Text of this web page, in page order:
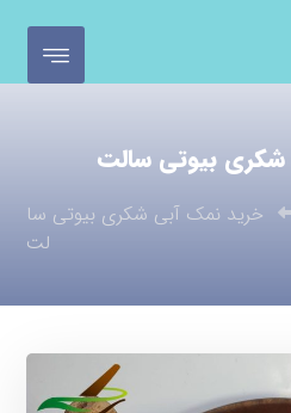
بیوتی سالت
خرید نمک آبی شکری بیوتی سا
لت